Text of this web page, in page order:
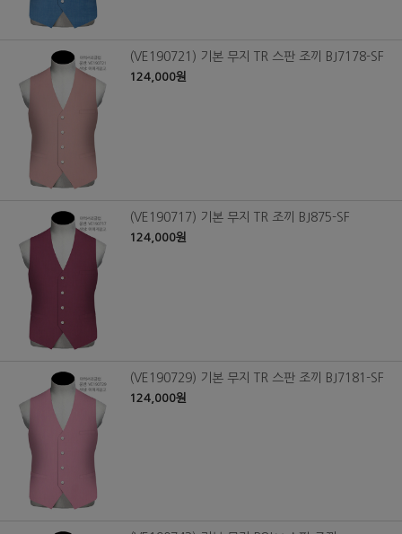
(VE190721) 기본 무지 TR 스판 조끼 BJ7178-SF
124,000원
(VE190717) 기본 무지 TR 조끼 BJ875-SF
124,000원
(VE190729) 기본 무지 TR 스판 조끼 BJ7181-SF
124,000원